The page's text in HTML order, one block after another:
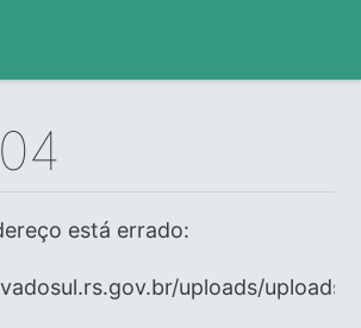
está errado:
uploads/